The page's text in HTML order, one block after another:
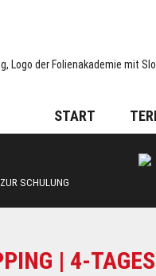
START
SCHULUNG
| 4-